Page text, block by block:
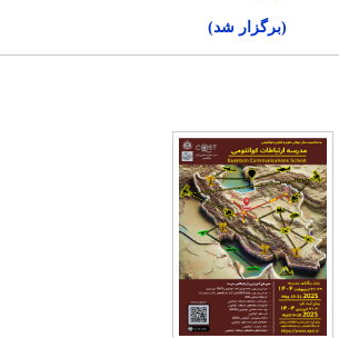
(برگزار شد)